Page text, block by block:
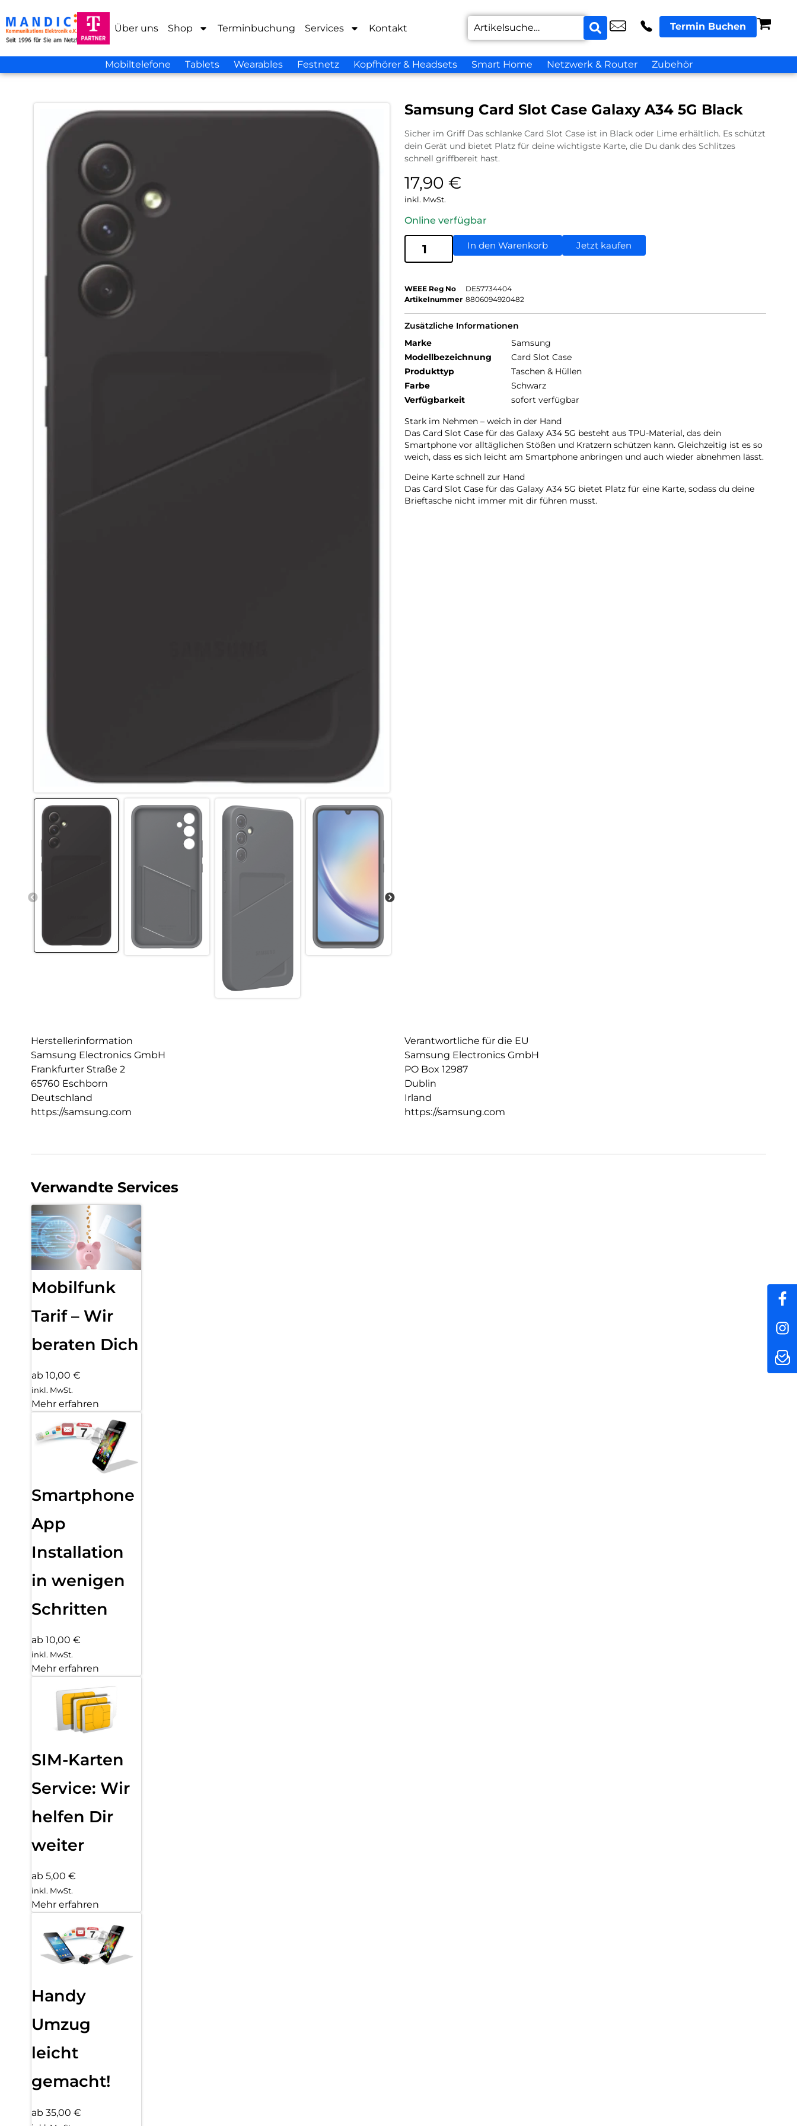
Über uns Shop Terminbuchung Services Kontakt Termin Buchen
Mobiltelefone Tablets Wearables Festnetz Kopfhörer & Headsets Smart Home Netzwerk & Router Zubehör
Samsung Card Slot Case Galaxy A34 5G Black
Sicher im Griff Das schlanke Card Slot Case ist in Black oder Lime erhältlich. Es schützt
dein Gerät und bietet Platz für deine wichtigste Karte, die Du dank des Schlitzes
schnell griffbereit hast.
17,90 €
inkl. MwSt.
Online verfügbar
In den Warenkorb Jetzt kaufen
WEEE Reg No
DE57734404
Artikelnummer 8806094920482
Zusätzliche Informationen
Marke
Samsung
Modellbezeichnung
Card Slot Case
Produkttyp
Taschen & Hüllen
Farbe
Schwarz
Verfügbarkeit
sofort verfügbar
Stark im Nehmen – weich in der Hand
Das Card Slot Case für das Galaxy A34 5G besteht aus TPU-Material, das dein
Smartphone vor alltäglichen Stößen und Kratzern schützen kann. Gleichzeitig ist es so
weich, dass es sich leicht am Smartphone anbringen und auch wieder abnehmen lässt.
Deine Karte schnell zur Hand
Das Card Slot Case für das Galaxy A34 5G bietet Platz für eine Karte, sodass du deine
Brieftasche nicht immer mit dir führen musst.
Herstellerinformation
Samsung Electronics GmbH
Frankfurter Straße 2
65760 Eschborn
Deutschland
https://samsung.com
Verantwortliche für die EU
Samsung Electronics GmbH
PO Box 12987
Dublin
Irland
https://samsung.com
Verwandte Services
Mobilfunk
Tarif – Wir
beraten Dich
ab 10,00 €
inkl. MwSt.
Mehr erfahren
Smartphone
App
Installation
in wenigen
Schritten
ab 10,00 €
inkl. MwSt.
Mehr erfahren
SIM-Karten
Service: Wir
helfen Dir
weiter
ab 5,00 €
inkl. MwSt.
Mehr erfahren
Handy
Umzug
leicht
gemacht!
ab 35,00 €